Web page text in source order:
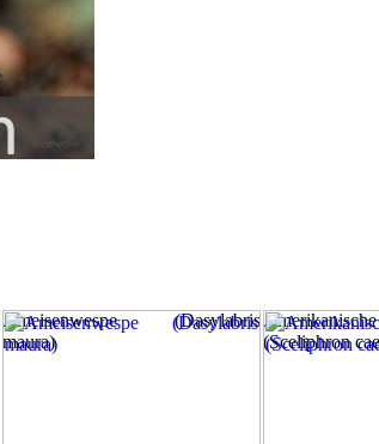
Ameisenwespe (Dasylabris
maura)
(Sceliphron